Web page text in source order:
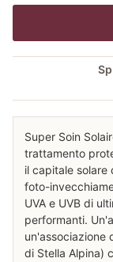
Super Soin
trattamento
il capitale
foto-
UVA e UVB di
performanti.
un'associazione
di Stella Alpina)